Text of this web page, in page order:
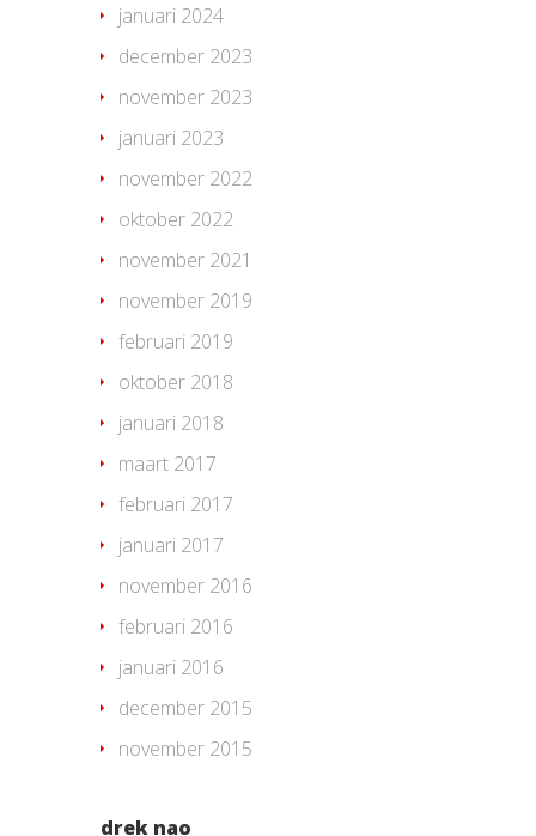
januari 2024
december 2023
november 2023
januari 2023
november 2022
oktober 2022
november 2021
november 2019
februari 2019
oktober 2018
januari 2018
maart 2017
februari 2017
januari 2017
november 2016
februari 2016
januari 2016
december 2015
november 2015
drek nao